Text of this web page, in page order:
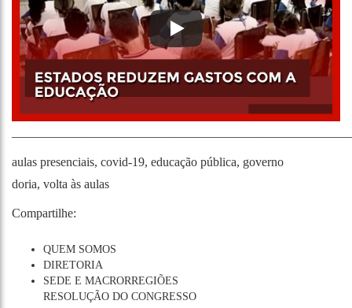
aulas presenciais, covid-19, educação pública, governo
doria, volta às aulas
Compartilhe:
QUEM SOMOS
DIRETORIA
SEDE E MACRORREGIÕES
RESOLUÇÃO DO CONGRESSO